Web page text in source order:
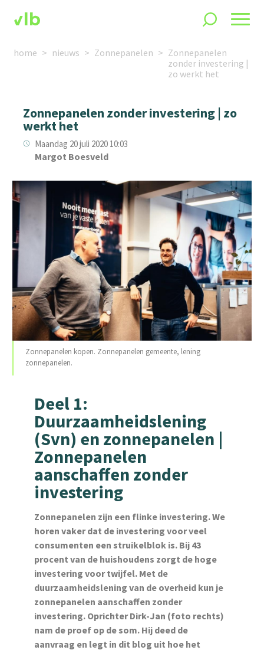
home nieuws Zonnepanelen
Zonnepanelen
zonder investering |
zo werkt het
Zonnepanelen zonder investering | zo
werkt het
Maandag 20 juli 2020 10:03
Margot Boesveld
Zonnepanelen kopen. Zonnepanelen gemeente, lening
zonnepanelen.
Deel 1:
Duurzaamheidslening
(Svn) en zonnepanelen |
Zonnepanelen
aanschaffen zonder
investering
Zonnepanelen zijn een flinke investering. We
horen vaker dat de investering voor veel
consumenten een struikelblok is. Bij 43
procent van de huishoudens zorgt de hoge
investering voor twijfel. Met de
duurzaamheidslening van de overheid kun je
zonnepanelen aanschaffen zonder
investering. Oprichter Dirk-Jan (foto rechts)
nam de proef op de som. Hij deed de
aanvraag en legt in dit blog uit hoe het